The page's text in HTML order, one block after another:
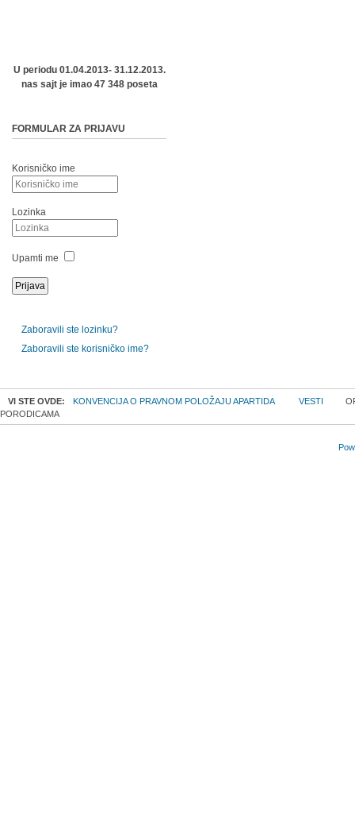
U periodu 01.04.2013- 31.12.2013.
nas sajt je imao 47 348 poseta
FORMULAR ZA PRIJAVU
Korisničko ime
Lozinka
Upamti me
Zaboravili ste lozinku?
Zaboravili ste korisničko ime?
VI STE OVDE: KONVENCIJA O PRAVNOM POLOŽAJU APARTIDA VESTI
PORODICAMA